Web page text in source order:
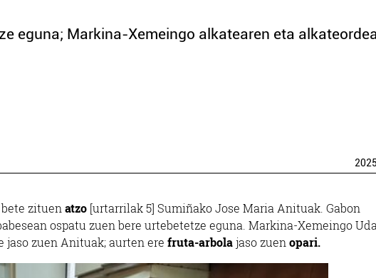
eguna; Markina-Xemeingo alkatearen eta
2025
bete zituen atzo [urtarrilak 5] Sumiñako Jose Maria Anituak. Gabon
ospatu zuen bere urtebetetze eguna. Markina-Xemeingo
zuen Anituak; aurten ere fruta-arbola jaso zuen opari.